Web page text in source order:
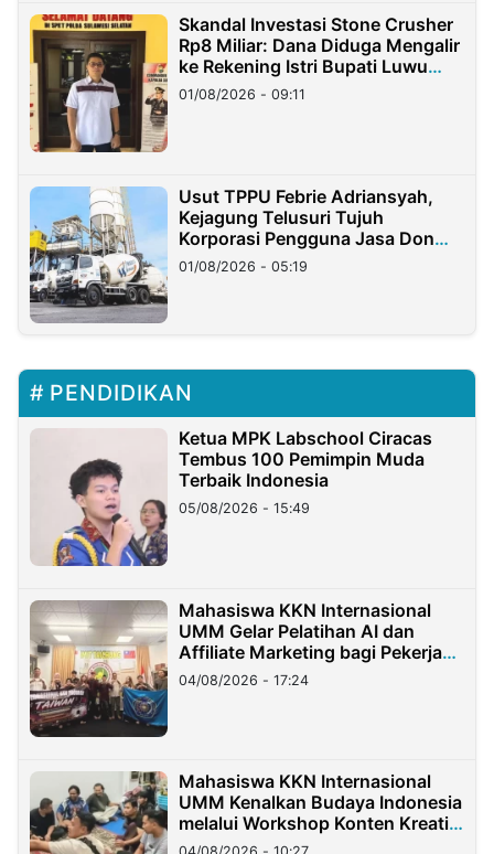
Skandal Investasi Stone Crusher
Rp8 Miliar: Dana Diduga Mengalir
ke Rekening Istri Bupati Luwu
Timur
01/08/2026 - 09:11
Usut TPPU Febrie Adriansyah,
Kejagung Telusuri Tujuh
Korporasi Pengguna Jasa Don
Ritto
01/08/2026 - 05:19
PENDIDIKAN
Ketua MPK Labschool Ciracas
Tembus 100 Pemimpin Muda
Terbaik Indonesia
05/08/2026 - 15:49
Mahasiswa KKN Internasional
UMM Gelar Pelatihan AI dan
Affiliate Marketing bagi Pekerja
Migran Indonesia di Taiwan
04/08/2026 - 17:24
Mahasiswa KKN Internasional
UMM Kenalkan Budaya Indonesia
melalui Workshop Konten Kreatif
di Taiwan